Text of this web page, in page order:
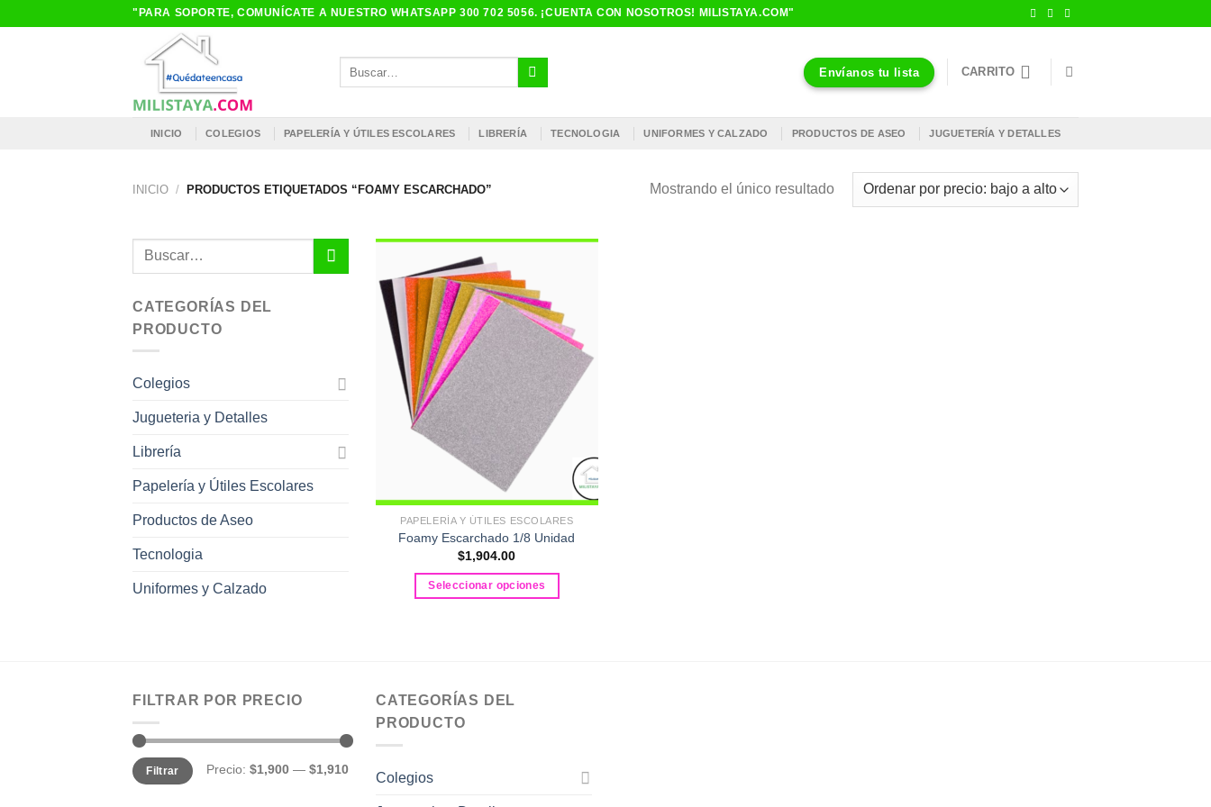
"PARA SOPORTE, COMUNÍCATE A NUESTRO WHATSAPP 300 702 5056. ¡CUENTA CON NOSOTROS! MILISTAYA.COM"
Envíanos tu lista CARRITO
INICIO COLEGIOS PAPELERÍA Y ÚTILES ESCOLARES LIBRERÍA TECNOLOGIA UNIFORMES Y CALZADO PRODUCTOS DE ASEO JUGUETERÍA Y DETALLES
INICIO / PRODUCTOS ETIQUETADOS “FOAMY ESCARCHADO” Mostrando el único resultado
Buscar
CATEGORÍAS DEL
PRODUCTO
Colegios
Jugueteria y Detalles
Librería
Papelería y Útiles Escolares
Productos de Aseo
Tecnologia
Uniformes y Calzado
PAPELERÍA Y ÚTILES ESCOLARES
Foamy Escarchado 1/8 Unidad
$1,904.00
Seleccionar opciones
FILTRAR POR PRECIO
Precio
mínimo
Precio
máximo
Filtrar Precio: $1,900 — $1,910
CATEGORÍAS DEL
PRODUCTO
Colegios